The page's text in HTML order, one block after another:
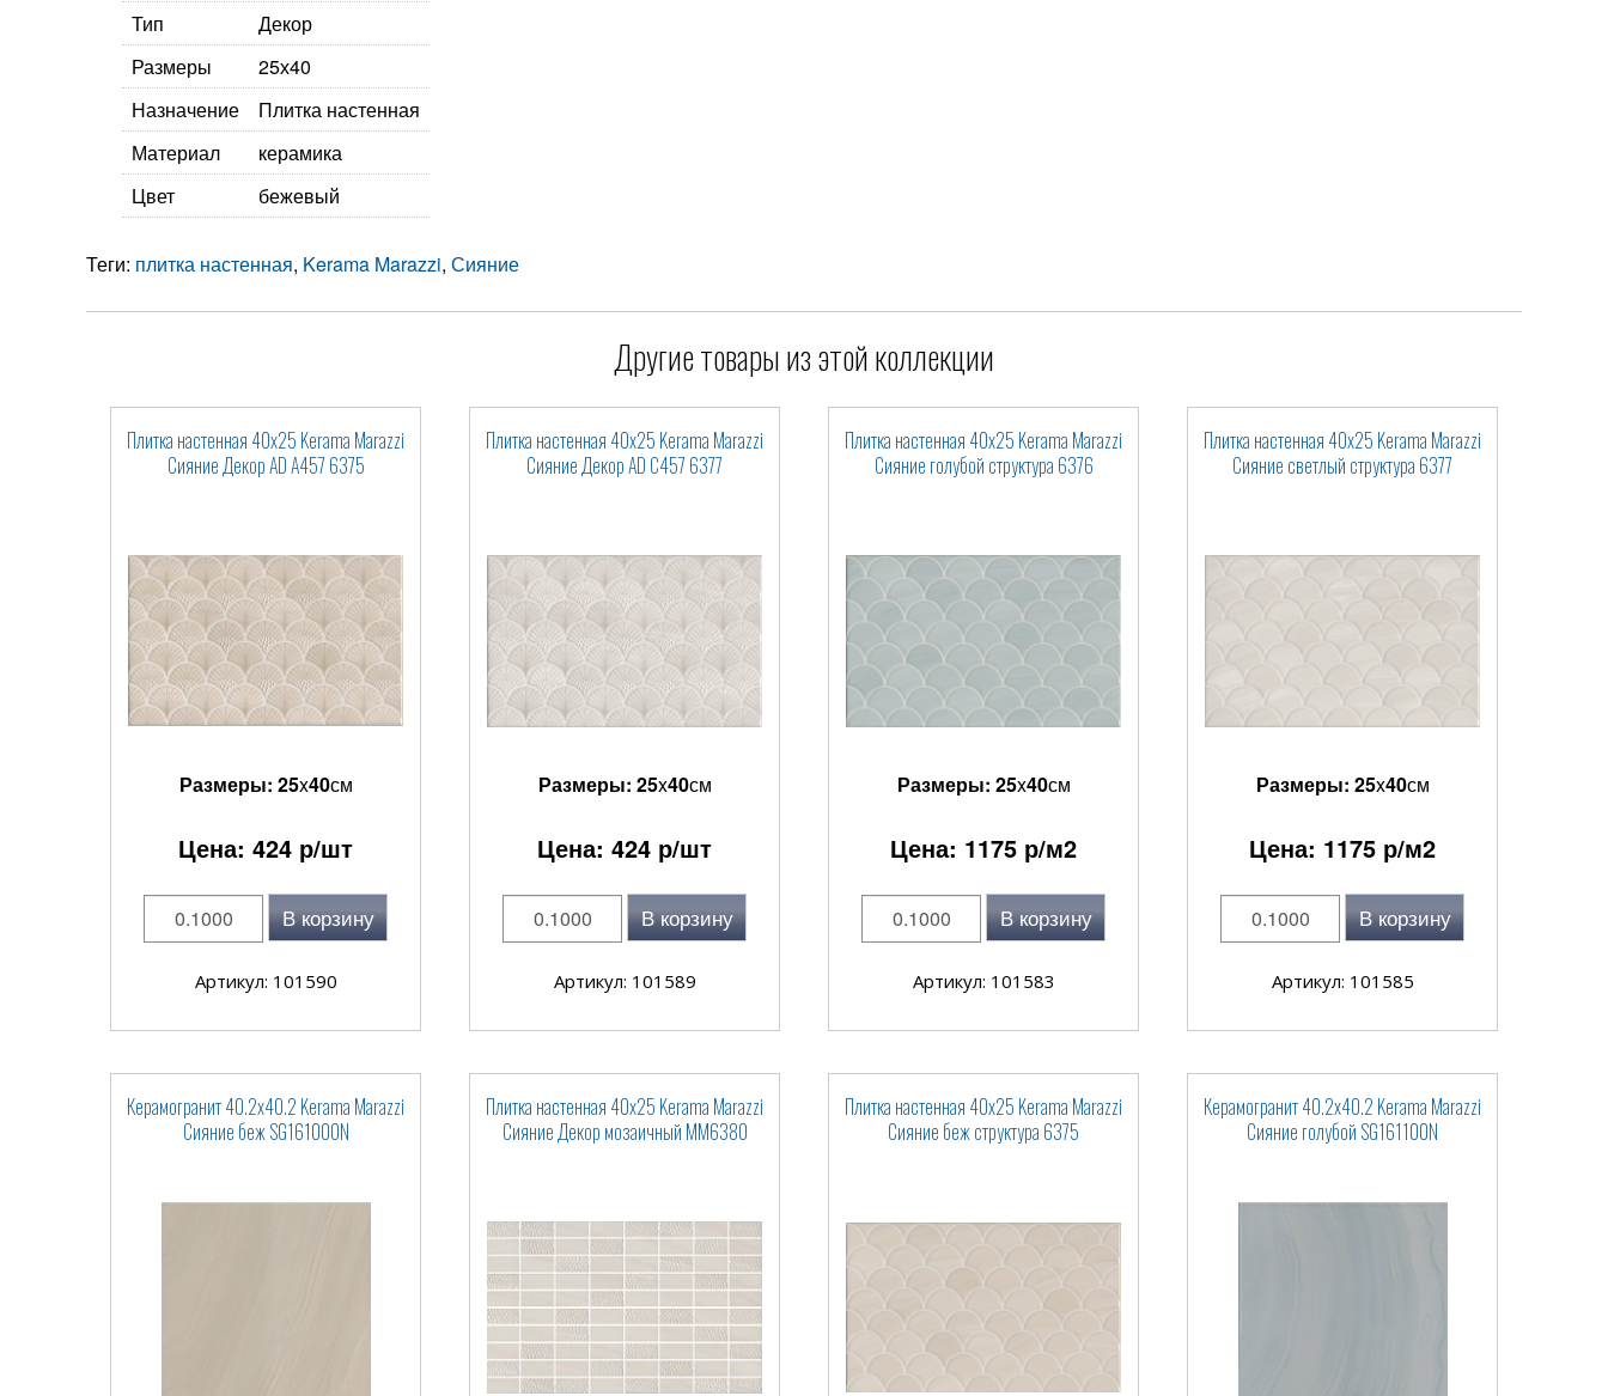
Тип
Декор
Размеры
25х40
Назначение
Плитка настенная
Материал
керамика
Цвет
бежевый
Теги: плитка настенная, Kerama Marazzi, Сияние
Другие товары из этой коллекции
Плитка настенная 40x25 Kerama Marazzi
Сияние Декор AD A457 6375
Размеры: 25x40см
Цена: 424 р/шт
В корзину
Артикул: 101590
Плитка настенная 40x25 Kerama Marazzi
Сияние Декор AD C457 6377
Размеры: 25x40см
Цена: 424 р/шт
В корзину
Артикул: 101589
Плитка настенная 40x25 Kerama Marazzi
Сияние голубой структура 6376
Размеры: 25x40см
Цена: 1175 р/м2
В корзину
Артикул: 101583
Плитка настенная 40x25 Kerama Marazzi
Сияние светлый структура 6377
Размеры: 25x40см
Цена: 1175 р/м2
В корзину
Артикул: 101585
Керамогранит 40.2x40.2 Kerama Marazzi
Сияние беж SG161000N
Плитка настенная 40x25 Kerama Marazzi
Сияние Декор мозаичный MM6380
Плитка настенная 40x25 Kerama Marazzi
Сияние беж структура 6375
Керамогранит 40.2x40.2 Kerama Marazzi
Сияние голубой SG161100N